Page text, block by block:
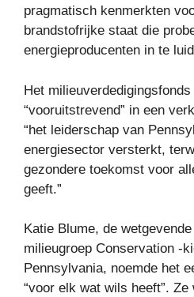
pragmatisch kenmerkten
brandstofrijke staat die
energieproducenten in te
Het
“vooruitstrevend” in een
“het leiderschap van
energiesector versterkt,
gezondere toekomst voor
geeft.”
Katie Blume, de
milieugroep Conservation -
Pennsylvania, noemde het
“voor elk wat wils heeft”.